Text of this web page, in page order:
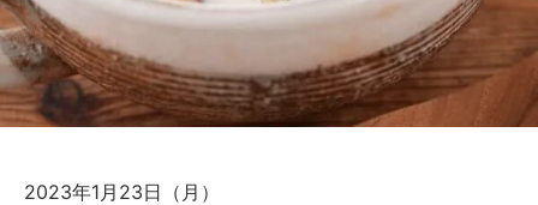
2023年1月23日（月）